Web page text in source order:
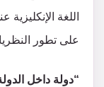
اللغة
على تطور
“دولة داخل